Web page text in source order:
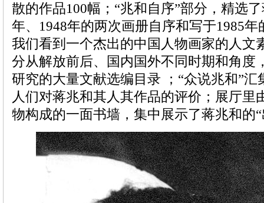
散的作品100幅；“兆和自序”部分，精选
年、1948年的两次画册自序和写于1985
我们看到一个杰出的中国人物画家的人文
分从解放前后、国内国外不同时期和角度
研究的大量文献选编目录 ；“众说兆和”
人们对蒋兆和其人其作品的评价；展厅里
物构成的一面书墙，集中展示了蒋兆和的